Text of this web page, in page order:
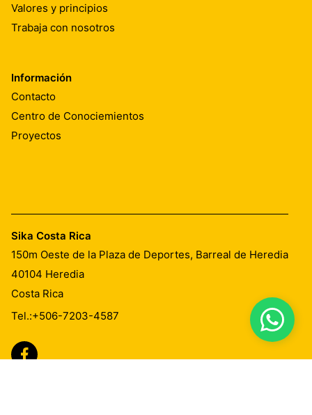
Valores y principios
Trabaja con nosotros
Información
Contacto
Centro de Conociemientos
Proyectos
Sika Costa Rica
150m Oeste de la Plaza de Deportes, Barreal de Heredia
40104 Heredia
Costa Rica
Tel.:+506-7203-4587